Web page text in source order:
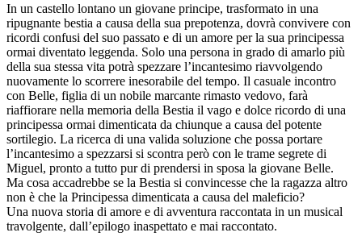
In un castello lontano un giovane principe, trasformato in una
ripugnante bestia a causa della sua prepotenza, dovrà convivere con
ricordi confusi del suo passato e di un amore per la sua principessa
ormai diventato leggenda. Solo una persona in grado di amarlo più
della sua stessa vita potrà spezzare l’incantesimo riavvolgendo
nuovamente lo scorrere inesorabile del tempo. Il casuale incontro
con Belle, figlia di un nobile marcante rimasto vedovo, farà
riaffiorare nella memoria della Bestia il vago e dolce ricordo di una
principessa ormai dimenticata da chiunque a causa del potente
sortilegio. La ricerca di una valida soluzione che possa portare
l’incantesimo a spezzarsi si scontra però con le trame segrete di
Miguel, pronto a tutto pur di prendersi in sposa la giovane Belle.
Ma cosa accadrebbe se la Bestia si convincesse che la ragazza altro
non è che la Principessa dimenticata a causa del maleficio?
Una nuova storia di amore e di avventura raccontata in un musical
travolgente, dall’epilogo inaspettato e mai raccontato.